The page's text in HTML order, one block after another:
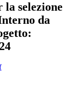
selezione
da